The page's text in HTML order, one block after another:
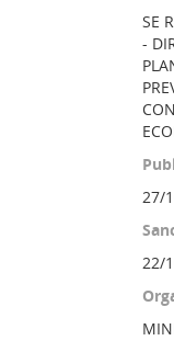
SE
-
27/
22/